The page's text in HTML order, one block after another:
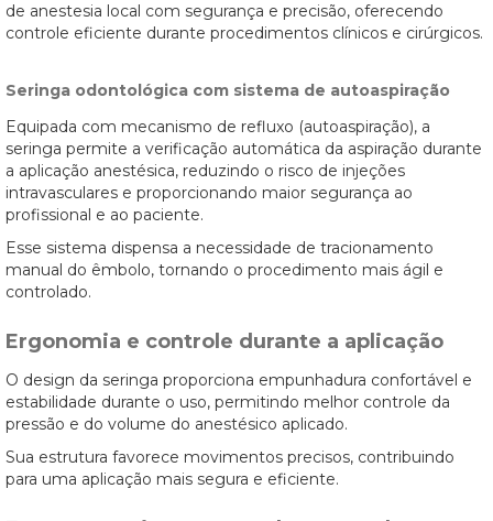
de anestesia local com segurança e precisão, oferecendo
controle eficiente durante procedimentos clínicos e cirúrgicos.
Seringa odontológica com sistema de autoaspiração
Equipada com mecanismo de refluxo (autoaspiração), a
seringa permite a verificação automática da aspiração durante
a aplicação anestésica, reduzindo o risco de injeções
intravasculares e proporcionando maior segurança ao
profissional e ao paciente.
Esse sistema dispensa a necessidade de tracionamento
manual do êmbolo, tornando o procedimento mais ágil e
controlado.
Ergonomia e controle durante a aplicação
O design da seringa proporciona empunhadura confortável e
estabilidade durante o uso, permitindo melhor controle da
pressão e do volume do anestésico aplicado.
Sua estrutura favorece movimentos precisos, contribuindo
para uma aplicação mais segura e eficiente.